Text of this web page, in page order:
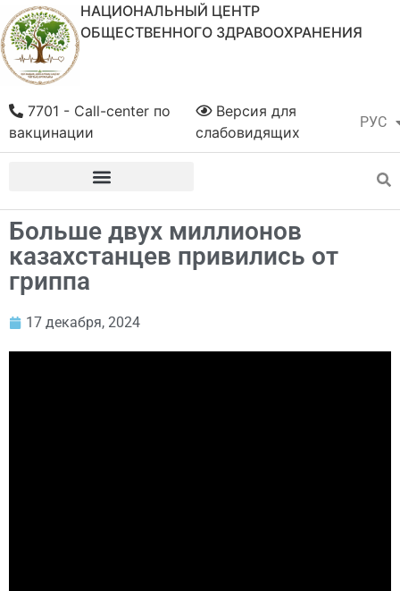
НАЦИОНАЛЬНЫЙ ЦЕНТР
ОБЩЕСТВЕННОГО ЗДРАВООХРАНЕНИЯ
РУС
ҚАЗ
Версия для
слабовидящих
7701 - Call-center по
вакцинации
Больше двух миллионов
казахстанцев привились от
гриппа
17 декабря, 2024